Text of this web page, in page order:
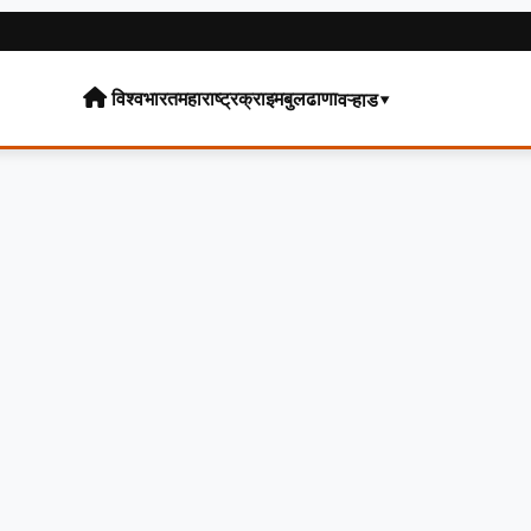
विश्वभारतमहाराष्ट्रक्राइमबुलढाणावऱ्हाड▾